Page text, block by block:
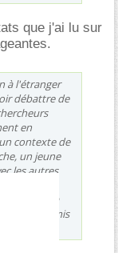
que j'ai lu sur
à l'étranger
débattre de
en
contexte de
un jeune
les autres
Le
ma
sont-ils mis